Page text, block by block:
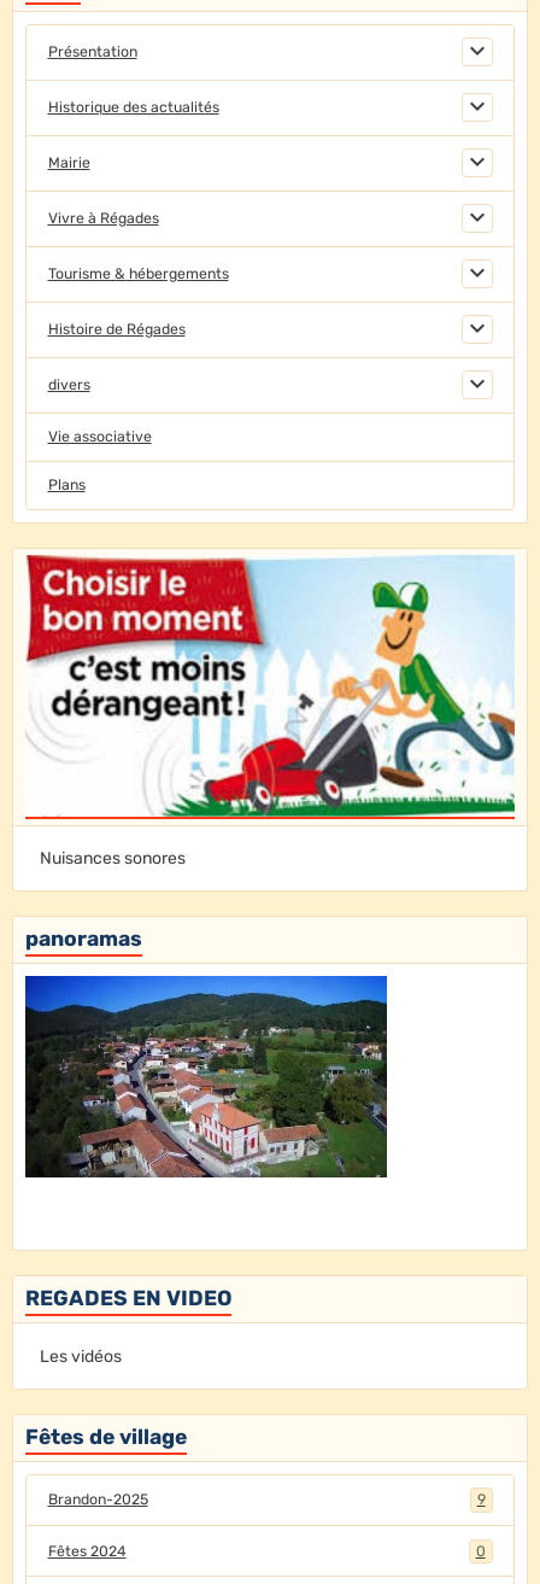
Présentation
Historique des actualités
Mairie
Vivre à Régades
Tourisme & hébergements
Histoire de Régades
divers
Vie associative
Plans
Nuisances sonores
panoramas
REGADES EN VIDEO
Les vidéos
Fêtes de village
Brandon-2025 9
Fêtes 2024 0